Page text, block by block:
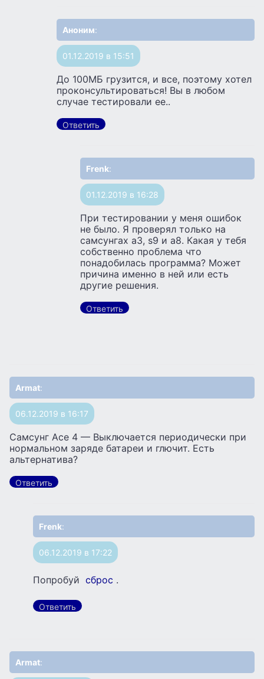
Аноним:
01.12.2019 в 15:51
До 100МБ грузится, и все, поэтому хотел
проконсультироваться! Вы в любом
случае тестировали ее..
Ответить
Frenk:
01.12.2019 в 16:28
При тестировании у меня ошибок
не было. Я проверял только на
самсунгах а3, s9 и а8. Какая у тебя
собственно проблема что
понадобилась программа? Может
причина именно в ней или есть
другие решения.
Ответить
Armat:
06.12.2019 в 16:17
Самсунг Асе 4 — Выключается периодически при
нормальном заряде батареи и глючит. Есть
альтернатива?
Ответить
Frenk:
06.12.2019 в 17:22
Попробуй сброс .
Ответить
Armat: